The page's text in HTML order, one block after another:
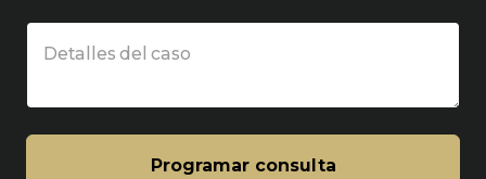
Detalles del caso
Programar consulta